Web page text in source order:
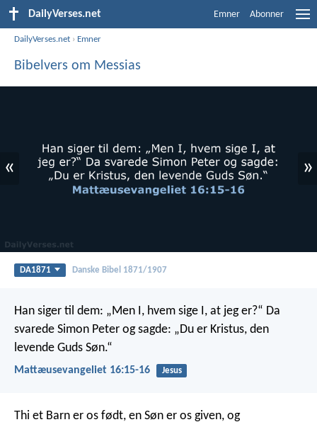
DailyVerses.net Emner Abonner
DailyVerses.net › Emner
Bibelvers om Messias
« »
DA1871 Danske Bibel 1871/1907
Han siger til dem: „Men I, hvem sige I, at jeg er?“ Da
svarede Simon Peter og sagde: „Du er Kristus, den
levende Guds Søn.“
Mattæusevangeliet 16:15-16 Jesus
Thi et Barn er os født, en Søn er os given, og